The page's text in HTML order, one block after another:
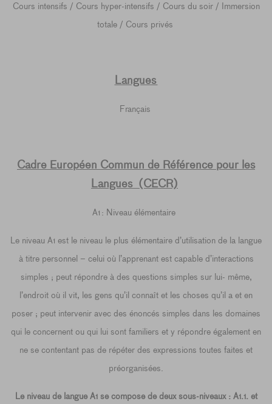
Cours intensifs / Cours hyper-intensifs / Cours du soir / Immersion
totale / Cours privés
Langues
Français
Cadre Européen Commun de Référence pour les
Langues (CECR)
A1 : Niveau élémentaire
Le niveau A1 est le niveau le plus élémentaire d’utilisation de la langue
à titre personnel – celui où l’apprenant est capable d’interactions
simples ; peut répondre à des questions simples sur lui- même,
l’endroit où il vit, les gens qu’il connaît et les choses qu’il a et en
poser ; peut intervenir avec des énoncés simples dans les domaines
qui le concernent ou qui lui sont familiers et y répondre également en
ne se contentant pas de répéter des expressions toutes faites et
préorganisées.
Le niveau de langue A1 se compose de deux sous-niveaux : A1.1. et